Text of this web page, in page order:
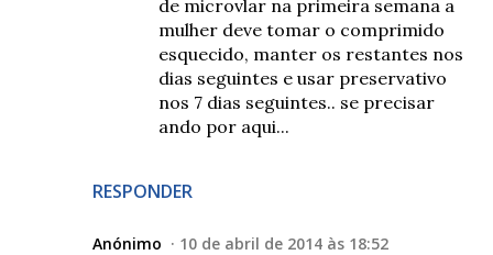
RESPONDER
de microvlar na primeira semana a
mulher deve tomar o comprimido
esquecido, manter os restantes nos
dias seguintes e usar preservativo
nos 7 dias seguintes.. se precisar
ando por aqui...
Anónimo 10 de abril de 2014 às 18:52